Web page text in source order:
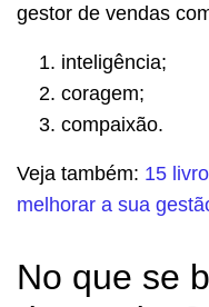
gestor de vendas
inteligência;
coragem;
compaixão.
Veja também: 15
melhorar a sua
No que se